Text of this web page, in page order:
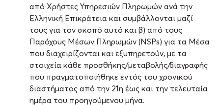
από Χρήστες Υπηρεσιών Πληρωμών ανά την
Ελληνική Επικράτεια και συμβάλλονται μαζί
τους για τον σκοπό αυτό και β) από τους
Παρόχους Μέσων Πληρωμών (NSPs) για τα Μέσα
που διαχειρίζονται και εξυπηρετούν, με τα
στοιχεία κάθε προσθήκης/μεταβολής/διαγραφής
που πραγματοποιήθηκε εντός του χρονικού
διαστήματος από την 21η έως και την τελευταία
ημέρα του προηγούμενου μήνα.